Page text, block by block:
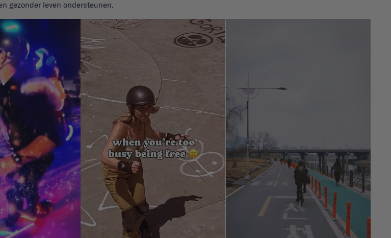
gezonder leven ondersteunen.